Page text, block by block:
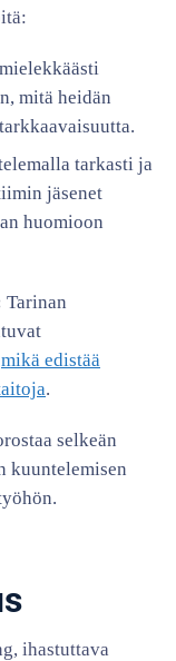
mitä heidän
tarkasti ja
jäsenet
huomioon
Tarinan
mikä edistää
.
selkeän
kuuntelemisen
ihastuttava